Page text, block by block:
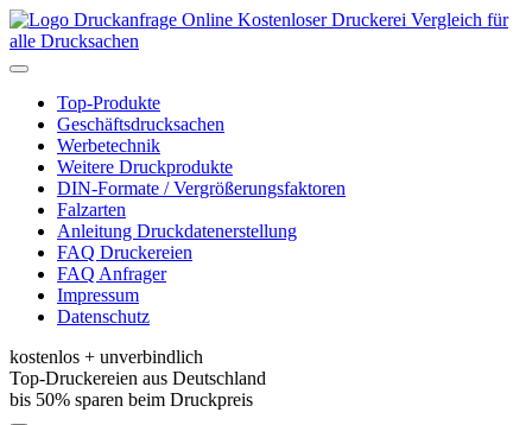
Kostenloser Druckerei Vergleich für
alle Drucksachen
Toggle
navigationTop-Produkte
Geschäftsdrucksachen
Werbetechnik
Weitere Druckprodukte
DIN-Formate / Vergrößerungsfaktoren
Falzarten
Anleitung Druckdatenerstellung
FAQ Druckereien
FAQ Anfrager
Impressum
Datenschutz
kostenlos + unverbindlich
Top-Druckereien aus Deutschland
bis 50% sparen beim Druckpreis